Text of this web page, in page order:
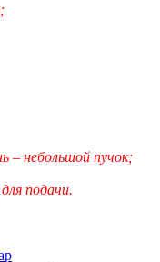
– небольшой пучок;
подачи.